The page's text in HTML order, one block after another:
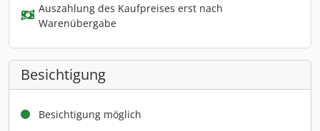
Auszahlung des Kaufpreises erst nach
Warenübergabe
Besichtigung
Besichtigung möglich